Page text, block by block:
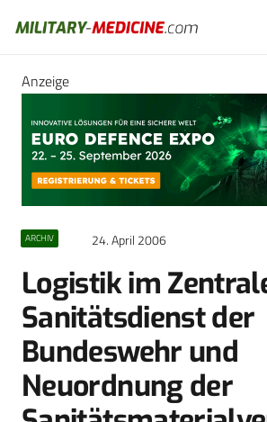
Anzeige
ARCHIV 24. April 2006
Logistik im
Sanitätsdienst der
Bundeswehr und
Neuordnung der